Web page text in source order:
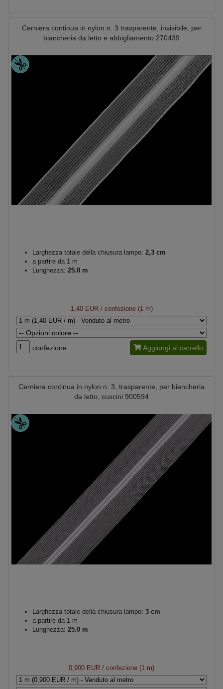
Cerniera continua in nylon n. 3 trasparente, invisibile, per
biancheria da letto e abbigliamento 270439
Larghezza totale della chiusura lampo: 2,3 cm
a partire da 1 m
Lunghezza: 25.0 m
1,40 EUR/ confezione (1 m)
confezione Aggiungi al carrello
Cerniera continua in nylon n. 3, trasparente, per biancheria
da letto, cuscini 900594
Larghezza totale della chiusura lampo: 3 cm
a partire da 1 m
Lunghezza: 25.0 m
0,900 EUR / confezione (1 m)